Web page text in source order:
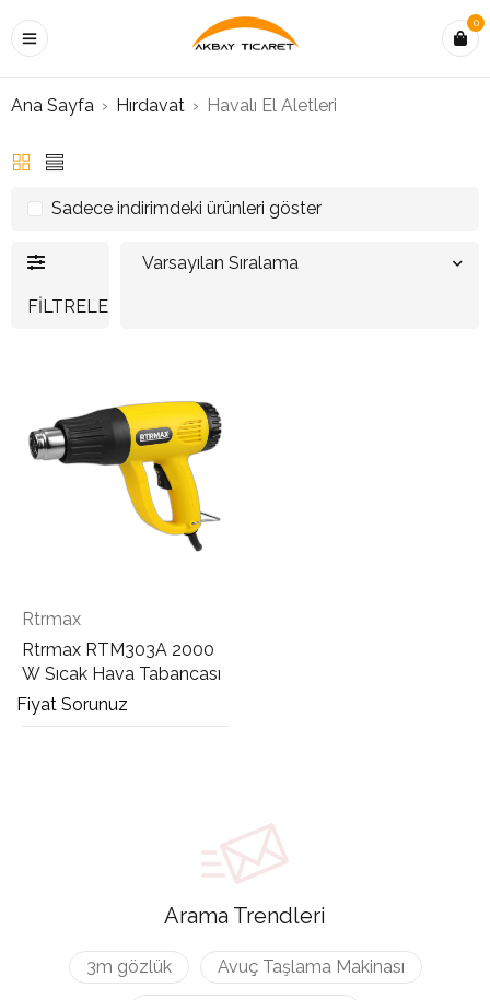
0
Ana Sayfa › Hırdavat › Havalı El Aletleri
FILTRELE
Varsayılan Sıralama
Sadece indirimdeki ürünleri göster
Rtrmax
Rtrmax RTM303A 2000
W Sıcak Hava Tabancası
Fiyat Sorunuz
Arama Trendleri
3m gözlük Avuç Taşlama Makinası